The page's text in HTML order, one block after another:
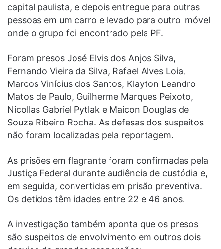
capital paulista, e depois entregue para outras
pessoas em um carro e levado para outro imóvel
onde o grupo foi encontrado pela PF.
Foram presos José Elvis dos Anjos Silva,
Fernando Vieira da Silva, Rafael Alves Loia,
Marcos Vinícius dos Santos, Klayton Leandro
Matos de Paulo, Guilherme Marques Peixoto,
Nicollas Gabriel Pytlak e Maicon Douglas de
Souza Ribeiro Rocha. As defesas dos suspeitos
não foram localizadas pela reportagem.
As prisões em flagrante foram confirmadas pela
Justiça Federal durante audiência de custódia e,
em seguida, convertidas em prisão preventiva.
Os detidos têm idades entre 22 e 46 anos.
A investigação também aponta que os presos
são suspeitos de envolvimento em outros dois